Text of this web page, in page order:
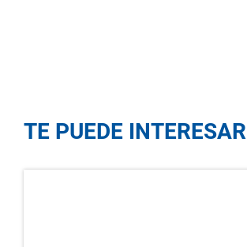
TE PUEDE INTERESAR